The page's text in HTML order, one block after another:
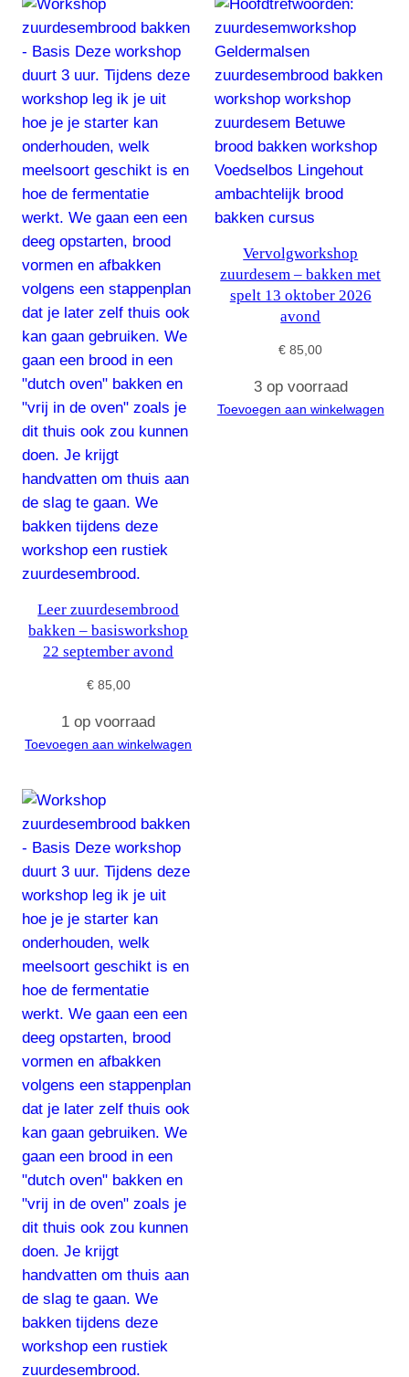
Leer zuurdesembrood
bakken – basisworkshop
22 september avond
€85,00
1 op voorraad
Toevoegen aan winkelwagen
Vervolgworkshop
zuurdesem – bakken met
spelt 13 oktober 2026
avond
€ 85,00
3 op voorraad
Toevoegen aan winkelwagen